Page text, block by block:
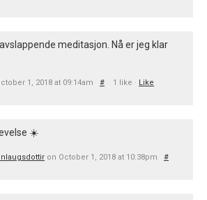
meditasjon. Nå er jeg klar
1, 2018 at 09:14am # 1 like · Like
☀️
on October 1, 2018 at 10:38pm
#